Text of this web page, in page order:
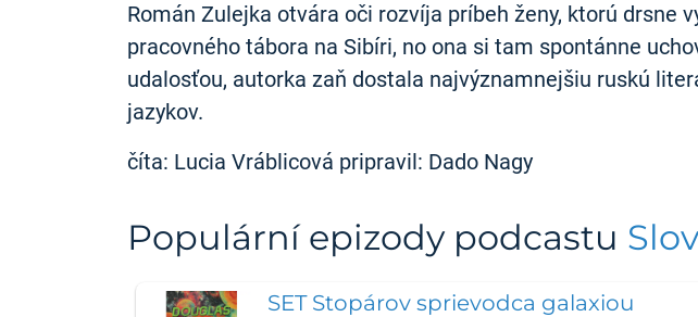
Román Zulejka otvára oči rozvíja príbeh ženy, ktorú
pracovného tábora na Sibíri, no ona si tam spontánne
udalosťou, autorka zaň dostala najvýznamnejšiu ruskú
jazykov.
číta: Lucia Vráblicová pripravil: Dado Nagy
Populární epizody podcastu
SET Stopárov sprievodca galaxiou